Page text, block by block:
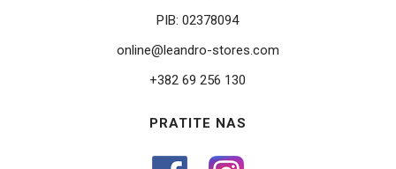
PIB:02378094
online@leandro-stores.com
+382 69 256 130
PRATITE NAS